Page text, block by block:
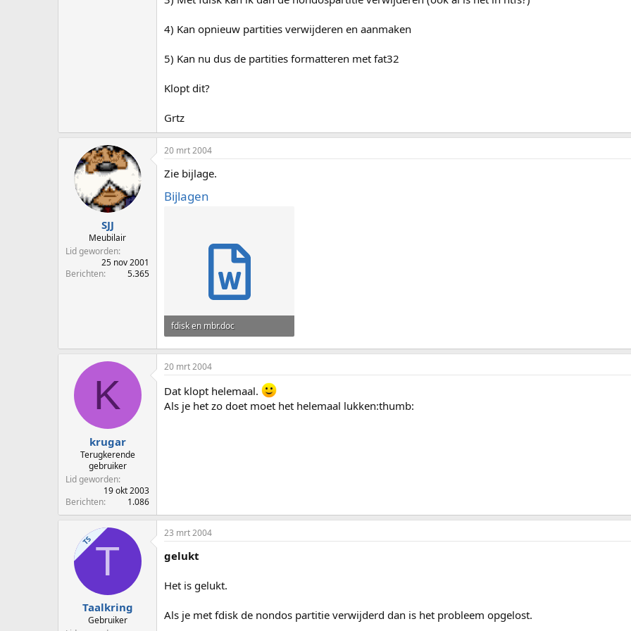
4) Kan opnieuw partities verwijderen en aanmaken
5) Kan nu dus de partities formatteren met fat32
Klopt dit?
Grtz
SJJ
Meubilair
Lid geworden
25 nov 2001
Berichten
5.365
20 mrt 2004
Zie bijlage.
Bijlagen
fdisk en mbr.doc
35,5 KB · Weergaven: 35
K
krugar
Terugkerende
gebruiker
Lid geworden
19 okt 2003
Berichten
1.086
20 mrt 2004
Dat klopt helemaal.
Als je het zo doet moet het helemaal lukken:thumb:
TST
Taalkring
Gebruiker
23 mrt 2004
gelukt
Het is gelukt.
Als je met fdisk de nondos partitie verwijderd dan is het probleem opgelost.